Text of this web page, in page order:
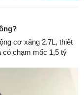
cơ xăng 2.7L, thiết
có chạm mốc 1,5 tỷ